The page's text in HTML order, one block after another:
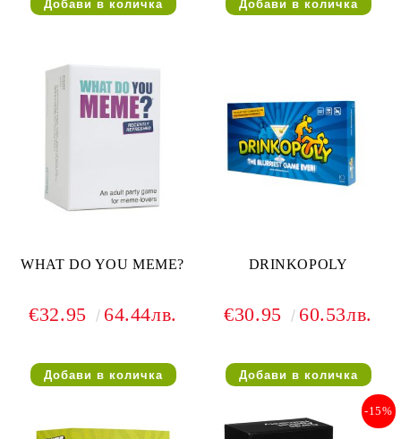
WHAT DO YOU MEME?
€32.95 64.44лв.
DRINKOPOLY
€30.95 60.53лв.
-15%